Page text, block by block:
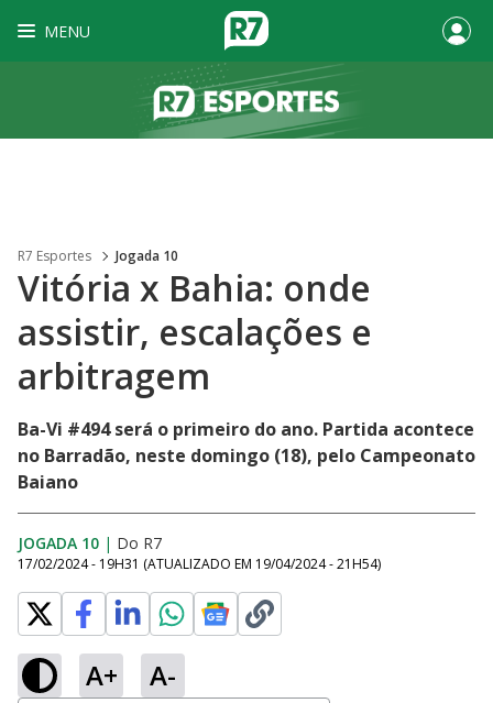
MENU
R7 Esportes Jogada 10
Vitória x Bahia: onde
assistir, escalações e
arbitragem
Ba-Vi #494 será o primeiro do ano. Partida acontece
no Barradão, neste domingo (18), pelo Campeonato
Baiano
JOGADA 10 | Do R7
17/02/2024 - 19H31 (ATUALIZADO EM 19/04/2024 - 21H54)
A+ A-